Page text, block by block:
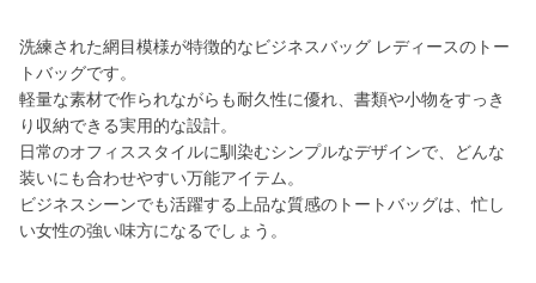
洗練された網目模様が特徴的なビジネスバッグ レディースのトー
トバッグです。
軽量な素材で作られながらも耐久性に優れ、書類や小物をすっき
り収納できる実用的な設計。
日常のオフィススタイルに馴染むシンプルなデザインで、どんな
装いにも合わせやすい万能アイテム。
ビジネスシーンでも活躍する上品な質感のトートバッグは、忙し
い女性の強い味方になるでしょう。